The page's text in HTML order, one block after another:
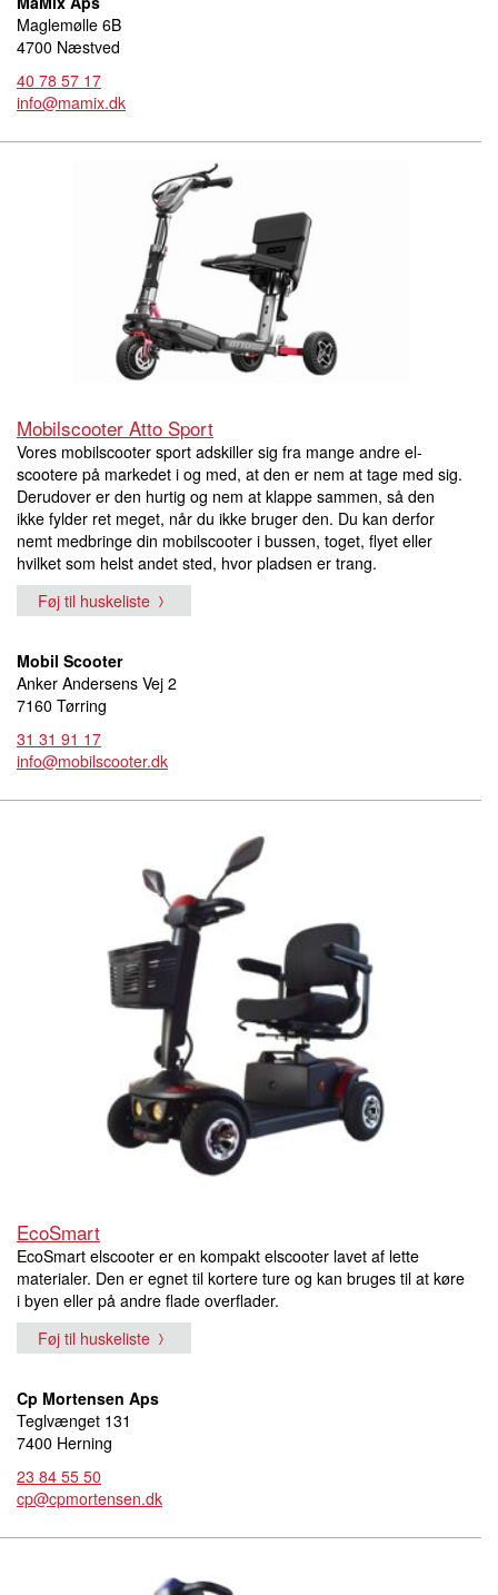
Maglemølle 6B
4700 Næstved
40 78 57 17
info@mamix.dk
Mobilscooter Atto Sport
Vores mobilscooter sport adskiller sig fra mange andre el-
scootere på markedet i og med, at den er nem at tage med sig.
Derudover er den hurtig og nem at klappe sammen, så den
ikke fylder ret meget, når du ikke bruger den. Du kan derfor
nemt medbringe din mobilscooter i bussen, toget, flyet eller
hvilket som helst andet sted, hvor pladsen er trang.
Føj til huskeliste
Mobil Scooter
Anker Andersens Vej 2
7160 Tørring
31 31 91 17
info@mobilscooter.dk
EcoSmart
EcoSmart elscooter er en kompakt elscooter lavet af lette
materialer. Den er egnet til kortere ture og kan bruges til at køre
i byen eller på andre flade overflader.
Føj til huskeliste
Cp Mortensen Aps
Teglvænget 131
7400 Herning
23 84 55 50
cp@cpmortensen.dk